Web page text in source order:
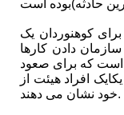
حادثه)بوده است
کوهنوردان یک
دادن کارها
است که برای صعود
افراد هیئت از
خود نشان می دهند.